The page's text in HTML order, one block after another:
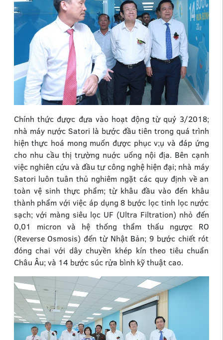
Chính thức được đưa vào hoạt động từ quý 3/2018;
nhà máy nước Satori là bước đầu tiên trong quá trình
hiện thực hoá mong muốn được phục v;ụ và đáp ứng
cho nhu cầu thị trường nuớc uống nội địa. Bên cạnh
việc nghiên cứu và đầu tư công nghệ hiện đại; nhà máy
Satori luôn tuân thủ nghiêm ngặt các quy định về an
toàn vệ sinh thực phẩm; từ khâu đầu vào đến khâu
thành phẩm với việc áp dụng 8 bước lọc tinh lọc nước
sạch; với màng siêu lọc UF (Ultra Filtration) nhỏ đến
0,01 micron và hệ thống thẩm thấu ngược RO
(Reverse Osmosis) đến từ Nhật Bản; 9 bước chiết rót
đóng chai với dây chuyền khép kín theo tiêu chuẩn
Châu Âu; và 14 bước súc rửa bình kỹ thuật cao.